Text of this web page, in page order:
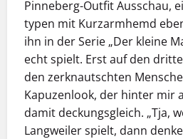
Pinneberg-Outfit Ausschau,
typen mit Kurzarmhemd
ihn in der Serie „Der kleine
echt spielt. Erst auf den
den zerknautschten
Kapuzenlook, der hinter mir
damit deckungsgleich. „Tja,
Langweiler spielt, dann